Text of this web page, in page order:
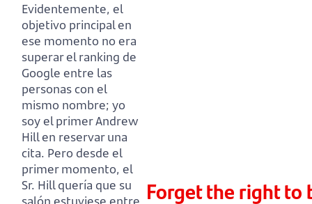
Evidentemente, el
objetivo principal en
ese momento no era
superar el ranking de
Google entre las
personas con el
mismo nombre; yo
soy el primer Andrew
Hill en reservar una
cita. Pero desde el
primer momento, el
Sr. Hill quería que su
Forget the right